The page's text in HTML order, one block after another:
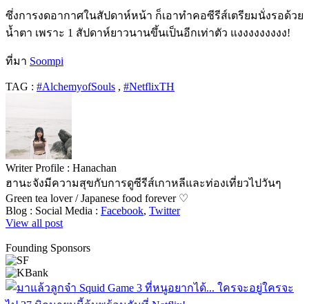
ซึ่งการงดอากาศในสัปดาห์หน้า ก็เอาทำคอซีรีส์เตรียมนั่งรอด้วย
น้ำตา เพราะ 1 สัปดาห์ยาวนานขึ้นเป็นอีกเท่าตัว แงงงงงงงงง!
ที่มา Soompi
TAG : #AlchemyofSouls , #NetflixTH
Writer Profile : Hanachan
ฮานะจังมีความสุขกับการดูซีรีส์เกาหลีและท่องเที่ยวไปวันๆ
Green tea lover / Japanese food forever ♡
Blog : Social Media : Facebook, Twitter
View all post
Founding Sponsors